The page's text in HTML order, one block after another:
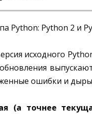
Python: Python 2 и
исходного
ошибки и дыры
(а точнее